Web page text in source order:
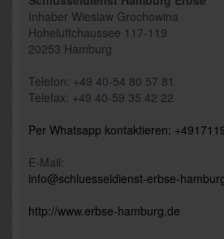
Inhaber Wieslaw Grochowina
Hoheluftchaussee 117-119
20253 Hamburg
Telefon: +49 40-54 80 57 81
Telefax: +49 40-59 35 42 22
Per Whatsapp kontaktieren:
E-Mail:
info@schluesseldienst-erbse-
http://www.erbse-hamburg.de